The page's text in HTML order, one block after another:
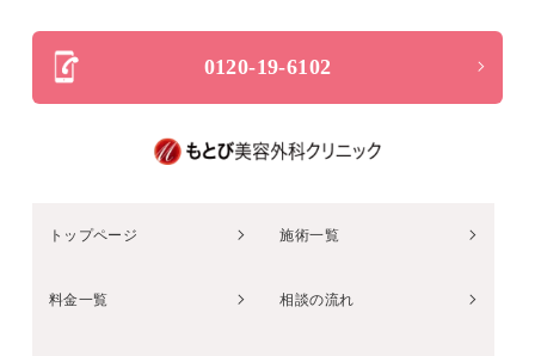
0120-19-6102
トップページ 施術一覧
料金一覧 相談の流れ